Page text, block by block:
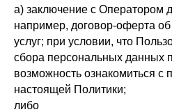
а) заключение с Оператором
например, договор-оферта
услуг; при условии, что
сбора персональных данных
возможность ознакомиться с
настоящей Политики;
либо